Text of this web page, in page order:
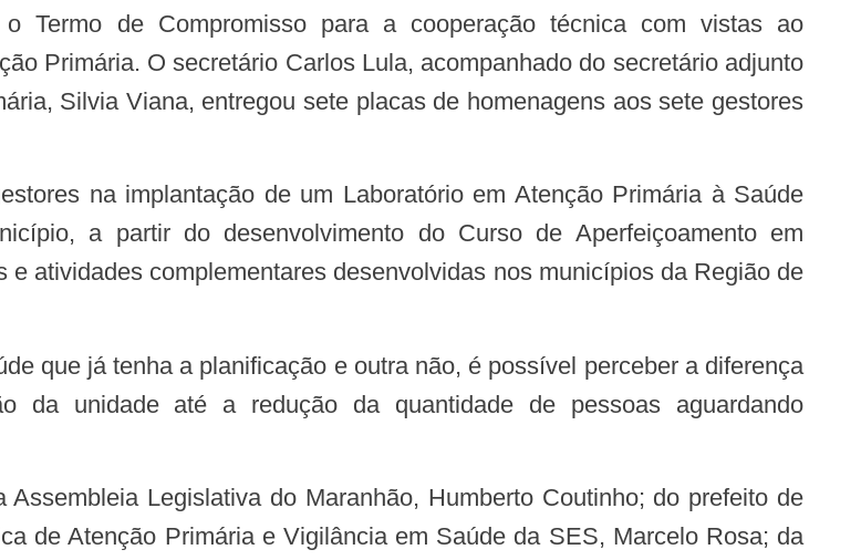
Termo de Compromisso para a cooperação técnica com vistas ao
Primária. O secretário Carlos Lula, acompanhado do secretário adjunto
Silvia Viana, entregou sete placas de homenagens aos sete gestores
a partir do desenvolvimento do Curso de Aperfeiçoamento em
atividades complementares desenvolvidas nos municípios da Região de
da unidade até a redução da quantidade de pessoas aguardando
de Atenção Primária e Vigilância em Saúde da SES, Marcelo Rosa; da